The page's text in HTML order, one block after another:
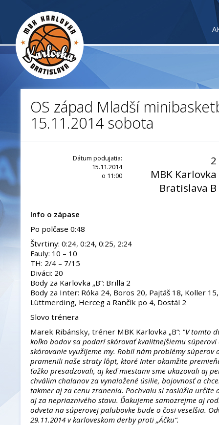
OS západ Mladší
15.11.2014 sobota
Dátum podujatia:
15.11.2014
o 11:00
2
MBK Karlovka
Bratislava B
Info o zápase
Po polčase 0:48
Štvrtiny: 0:24, 0:24, 0:25, 2:24
Fauly: 10 – 10
TH: 2/4 – 7/15
Diváci: 20
Body za Karlovka „B“: Brilla 2
Body za Inter: Róka 24, Boros 20, Pajtáš 18, Koller
Lüttmerding, Herceg a Rančík po 4, Dostál 2
Slovo trénera
Marek Ribánsky, tréner MBK Karlovka „B“: "V tomto
koľko bodov sa podarí skórovať kvalitnejšiemu
skórovanie využijeme my. Robil nám problémy súperov
pramenili naše straty lôpt, ktoré Inter okamžite
ťažko presadzovali, aj keď miestami sme ukazovali aj
chválim chalanov za vynaložené úsilie, bojovnosť a
takmer aj za cenu zranenia. Pochvalu si zaslúžia určite
aj za nepriaznivého stavu. Ďakujeme samozrejme aj
odveta na súperovej palubovke bude o čosi veselšia.
29.11.2014 v karloveskom derby proti „Áčku“.